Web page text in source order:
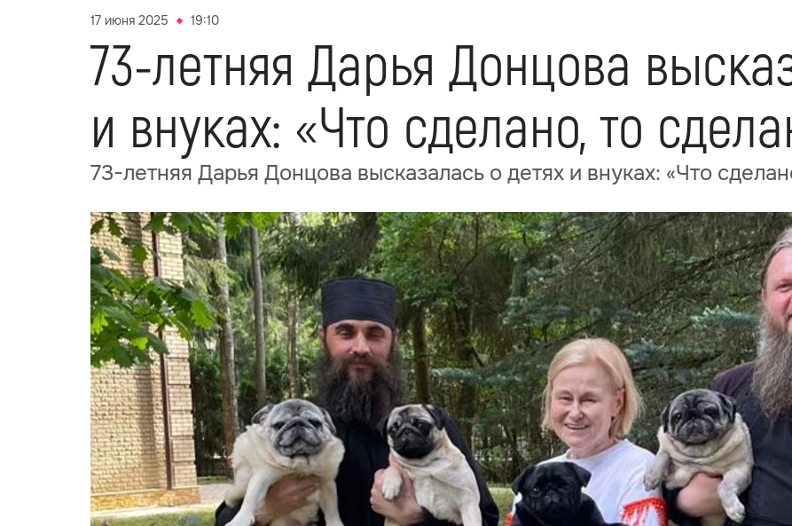
17 июня 2025 19:10
73-летняя Дарья Донцова
и внуках: «Что сделано, то
73-летняя Дарья Донцова высказалась о детях и внуках: «Что